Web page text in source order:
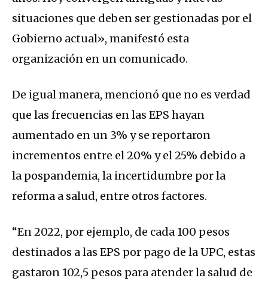
situaciones que deben ser gestionadas por el
Gobierno actual», manifestó esta
organización en un comunicado.
De igual manera, mencionó que no es verdad
que las frecuencias en las EPS hayan
aumentado en un 3% y se reportaron
incrementos entre el 20% y el 25% debido a
la pospandemia, la incertidumbre por la
reforma a salud, entre otros factores.
“En 2022, por ejemplo, de cada 100 pesos
destinados a las EPS por pago de la UPC, estas
gastaron 102,5 pesos para atender la salud de